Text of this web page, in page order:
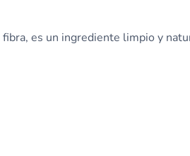
es un ingrediente limpio y